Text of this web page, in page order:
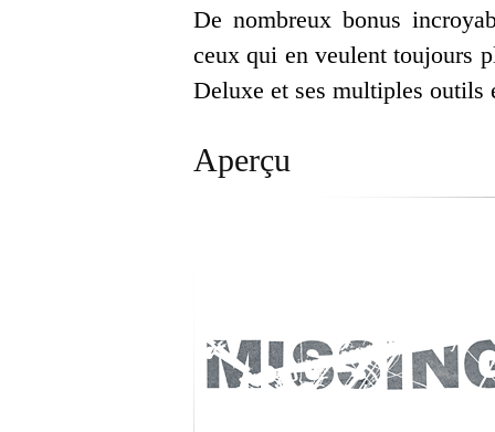
De nombreux bonus
ceux qui en veulent toujours
Deluxe et ses multiples outils
Aperçu